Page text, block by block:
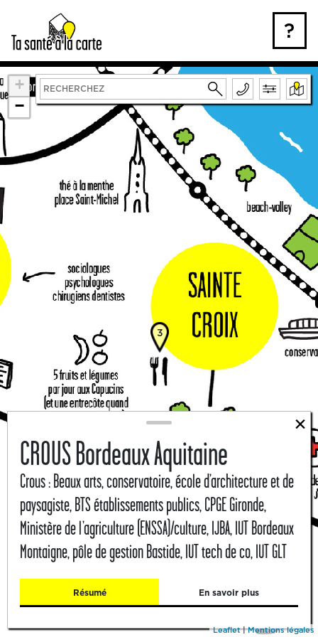
content
?
3
+
−
×
CROUS Bordeaux Aquitaine
Crous : Beaux arts, conservatoire, école d’architecture et de
paysagiste, BTS établissements publics, CPGE Gironde,
Ministère de l’agriculture (ENSSA)/culture, IJBA, IUT Bordeaux
Montaigne, pôle de gestion Bastide, IUT tech de co, IUT GLT
Résumé En savoir plus
Leaflet|Mentions légales